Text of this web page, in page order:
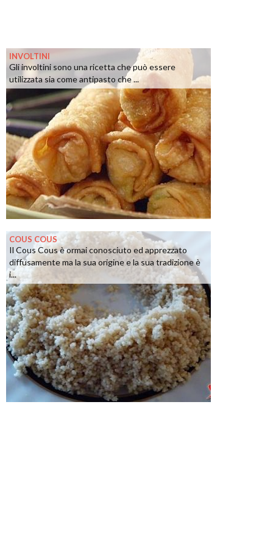
INVOLTINI
Gli involtini sono una ricetta che può essere
utilizzata sia come antipasto che ...
COUS COUS
Il Cous Cous è ormai conosciuto ed apprezzato
diffusamente ma la sua origine e la sua tradizione è
i...